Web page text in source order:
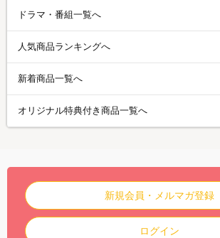
ドラマ・番組一覧へ
人気商品ランキングへ
新着商品一覧へ
オリジナル特典付き商品一覧へ
新規会員・メルマガ登録
ログイン